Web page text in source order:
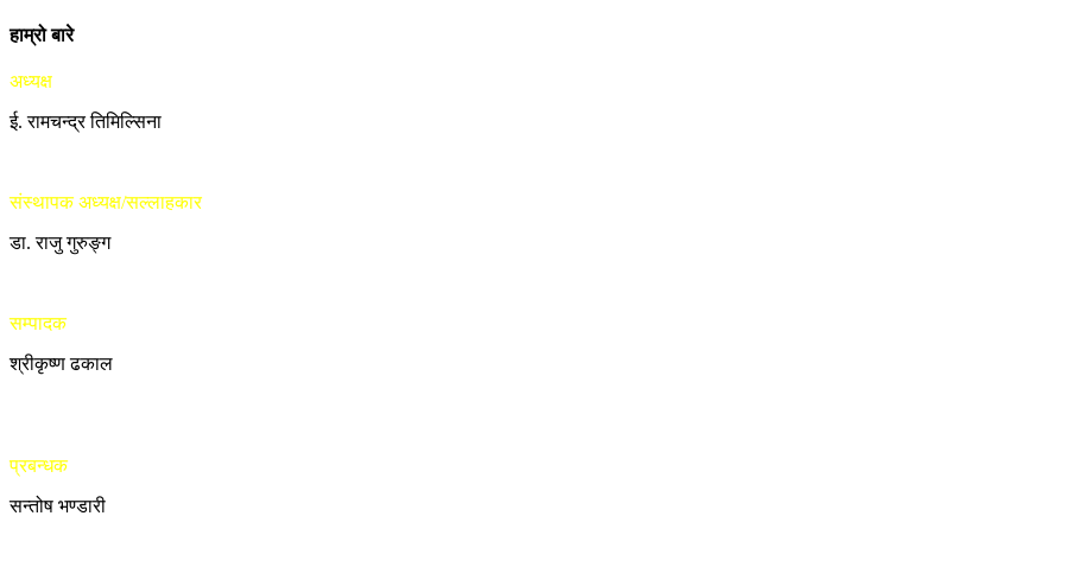
हाम्रो बारे
अध्यक्ष
ई. रामचन्द्र तिमिल्सिना
संस्थापक अध्यक्ष/सल्लाहकार
डा. राजु गुरुङ्ग
सम्पादक
श्रीकृष्ण ढकाल
प्रबन्धक
सन्तोष भण्डारी